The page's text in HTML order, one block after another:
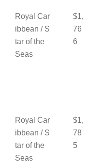
Royal Car
ibbean / S
tar of the
Seas
$1,
76
6
Royal Car
ibbean / S
tar of the
Seas
$1,
78
5